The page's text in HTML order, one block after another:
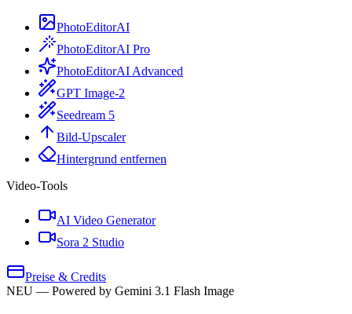
PhotoEditorAI
PhotoEditorAI Pro
PhotoEditorAI Advanced
GPT Image-2
Seedream 5
Bild-Upscaler
Hintergrund entfernen
Video-Tools
AI Video Generator
Sora 2 Studio
Preise & Credits
NEU — Powered by Gemini 3.1 Flash Image